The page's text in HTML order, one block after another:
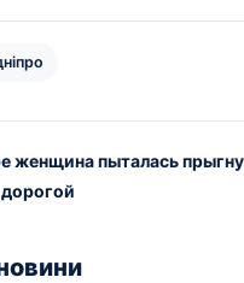
женщина пыталась